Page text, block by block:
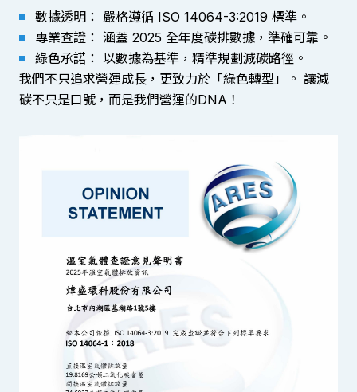
數據透明： 嚴格遵循 ISO 14064-3:2019 標準。
專業查證： 涵蓋 2025 全年度碳排數據，準確可靠。
綠色承諾： 以數據為基準，精準規劃減碳路徑。
我們不只追求營運成長，更致力於「綠色轉型」。 讓減
碳不只是口號，而是我們營運的DNA！